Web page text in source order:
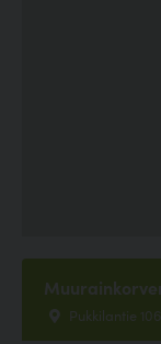
Pukkilantie